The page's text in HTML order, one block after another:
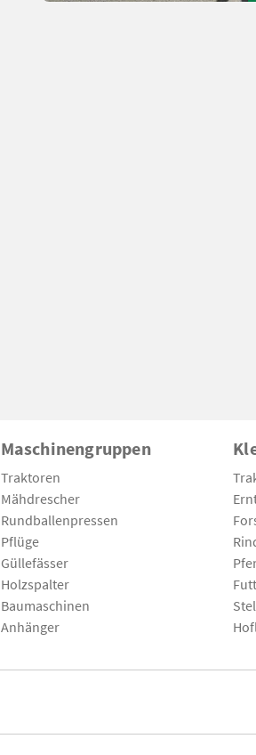
Maschinengruppen
Traktoren
Mähdrescher
Rundballenpressen
Pflüge
Güllefässer
Holzspalter
Baumaschinen
Anhänger